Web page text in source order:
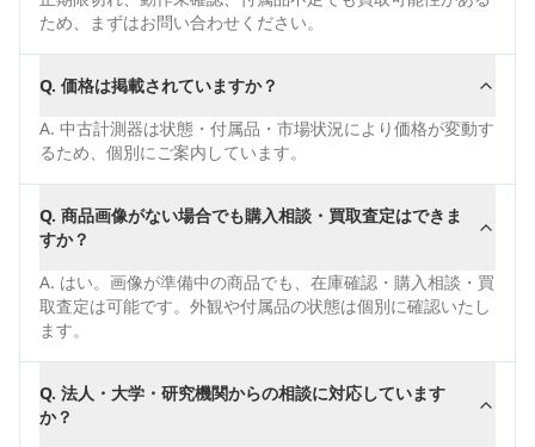
ため、まずはお問い合わせください。
Q. 価格は掲載されていますか？
A. 中古計測器は状態・付属品・市場状況により価格が変動す
るため、個別にご案内しています。
Q. 商品画像がない場合でも購入相談・買取査定はできま
すか？
A. はい。画像が準備中の商品でも、在庫確認・購入相談・買
取査定は可能です。外観や付属品の状態は個別に確認いたし
ます。
Q. 法人・大学・研究機関からの相談に対応しています
か？